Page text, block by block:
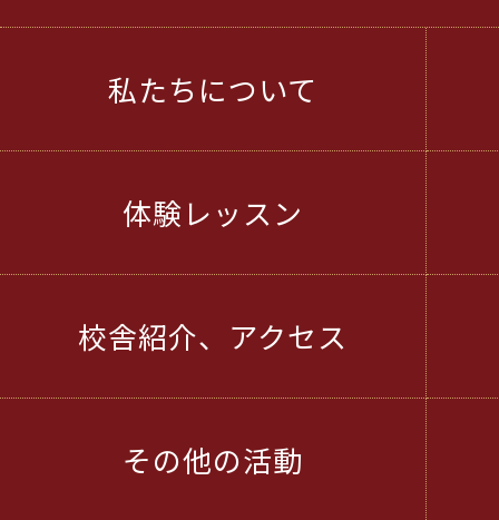
私たちについて
体験レッスン
校舎紹介、アクセス
その他の活動